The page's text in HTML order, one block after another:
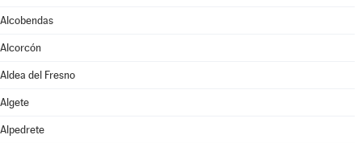
Alcobendas
Alcorcón
Aldea del Fresno
Algete
Alpedrete